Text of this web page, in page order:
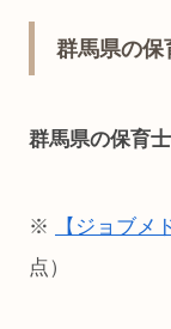
群馬県の保
群馬県の保育
※ 【ジョブメ
点）